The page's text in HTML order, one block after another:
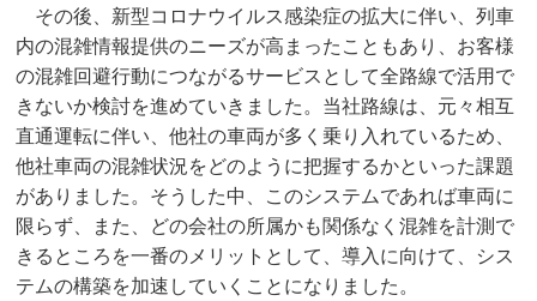
その後、新型コロナウイルス感染症の拡大に伴い、列車
内の混雑情報提供のニーズが高まったこともあり、お客様
の混雑回避行動につながるサービスとして全路線で活用で
きないか検討を進めていきました。当社路線は、元々相互
直通運転に伴い、他社の車両が多く乗り入れているため、
他社車両の混雑状況をどのように把握するかといった課題
がありました。そうした中、このシステムであれば車両に
限らず、また、どの会社の所属かも関係なく混雑を計測で
きるところを一番のメリットとして、導入に向けて、シス
テムの構築を加速していくことになりました。